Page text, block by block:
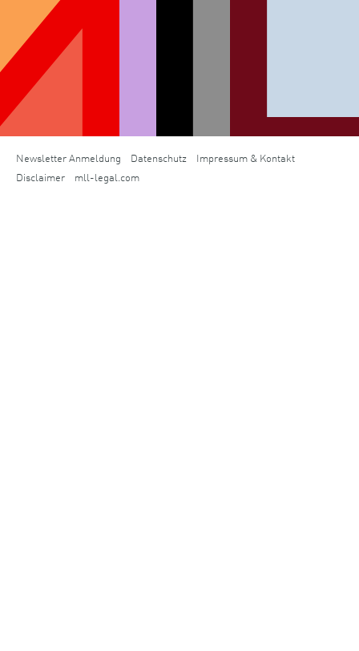
Newsletter Anmeldung Datenschutz
Impressum & Kontakt
Disclaimer
mll-legal.com